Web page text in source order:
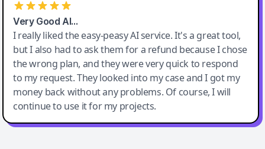
Very Good AI…
I really liked the easy-peasy AI service. It's a great tool,
but I also had to ask them for a refund because I chose
the wrong plan, and they were very quick to respond
to my request. They looked into my case and I got my
money back without any problems. Of course, I will
continue to use it for my projects.